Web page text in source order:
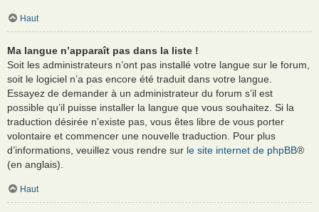
Haut
Ma langue n’apparaît pas dans la liste !
Soit les administrateurs n’ont pas installé votre langue sur le forum,
soit le logiciel n’a pas encore été traduit dans votre langue.
Essayez de demander à un administrateur du forum s’il est
possible qu’il puisse installer la langue que vous souhaitez. Si la
traduction désirée n’existe pas, vous êtes libre de vous porter
volontaire et commencer une nouvelle traduction. Pour plus
d’informations, veuillez vous rendre sur le site internet de phpBB®
(en anglais).
Haut